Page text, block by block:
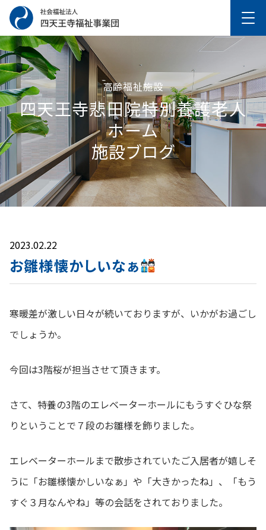
高齢福祉施設
四天王寺悲⽥院特別養護⽼⼈
ホーム
施設ブログ
2023.02.22
お雛様懐かしいなぁ
寒暖差が激しい日々が続いておりますが、いかがお過ごし
でしょうか。
今回は3階桜が担当させて頂きます。
さて、特養の3階のエレベーターホールにもうすぐひな祭
りということで７段のお雛様を飾りました。
エレベーターホールまで散歩されていたご入居者が嬉しそ
うに「お雛様懐かしいなぁ」や「大きかったね」、「もう
すぐ３月なんやね」等の会話をされておりました。